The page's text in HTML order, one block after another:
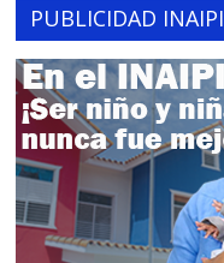
PUBLICIDAD INAIPI